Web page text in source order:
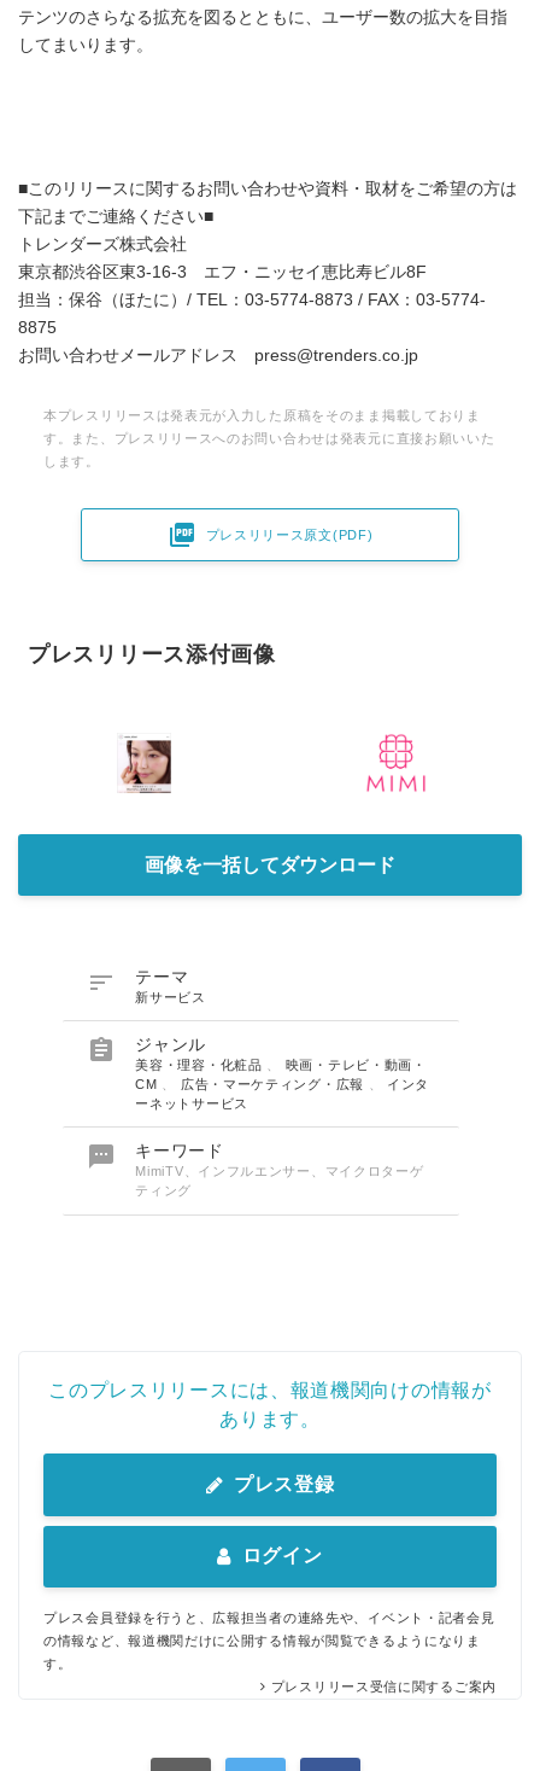
テンツのさらなる拡充を図るとともに、ユーザー数の拡大を目指
してまいります。
■このリリースに関するお問い合わせや資料・取材をご希望の方は
下記までご連絡ください■
トレンダーズ株式会社
東京都渋谷区東3-16-3 エフ・ニッセイ恵比寿ビル8F
担当：保谷（ほたに）/ TEL：03-5774-8873 / FAX：03-5774-
8875
お問い合わせメールアドレス press@trenders.co.jp
本プレスリリースは発表元が入力した原稿をそのまま掲載しておりま
す。また、プレスリリースへのお問い合わせは発表元に直接お願いいた
します。
 プレスリリース原文(PDF)
プレスリリース添付画像
画像を一括してダウンロード
 テーマ
新サービス
 ジャンル
美容・理容・化粧品
映画・テレビ・動画・
CM
広告・マーケティング・広報
インタ
ーネットサービス
 キーワード
MimiTV、インフルエンサー、マイクロターゲ
ティング
このプレスリリースには、報道機関向けの情報が
あります。
プレス登録
ログイン
プレス会員登録を行うと、広報担当者の連絡先や、イベント・記者会見
の情報など、報道機関だけに公開する情報が閲覧できるようになりま
す。
プレスリリース受信に関するご案内